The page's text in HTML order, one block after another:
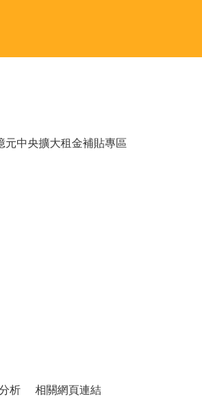
元中央擴大租金補貼專區
析 相關網頁連結